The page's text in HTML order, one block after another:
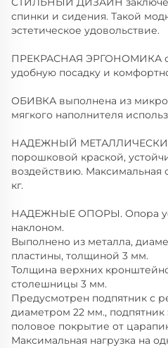
спинки и сидения. Такой
эстетическое удовольствие.
ПРЕКРАСНАЯ ЭРГОНОМИКА
удобную посадку и
ОБИВКА выполнена из
мягкого наполнителя
НАДЕЖНЫЙ
порошковой краской,
воздействию. Максимальная
кг.
НАДЕЖНЫЕ ОПОРЫ. Опора
наклоном.
Выполнено из металла,
пластины, толщиной 3 мм.
Толщина верхних
столешницы 3 мм.
Предусмотрен подпятник с
диаметром 22 мм.,
половое покрытие от
Максимальная нагрузка на